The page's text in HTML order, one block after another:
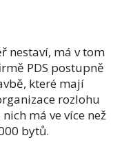
nestaví, má v tom
PDS postupně
které mají
rozlohu
má ve více než
bytů.